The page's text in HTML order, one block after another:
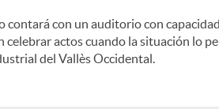
contará con un auditorio con
actos cuando la situación lo
del Vallès Occidental.